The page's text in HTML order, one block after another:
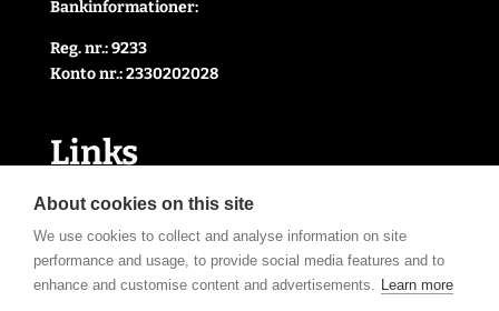
Bankinformationer:
Reg. nr.: 9233
Konto nr.: 2330202028
Links
Handelsbetingelser
Kontakt Os
Om Os
Åbningstider
About cookies on this site
We use cookies to collect and analyse information on site
performance and usage, to provide social media features and to
enhance and customise content and advertisements. Learn more